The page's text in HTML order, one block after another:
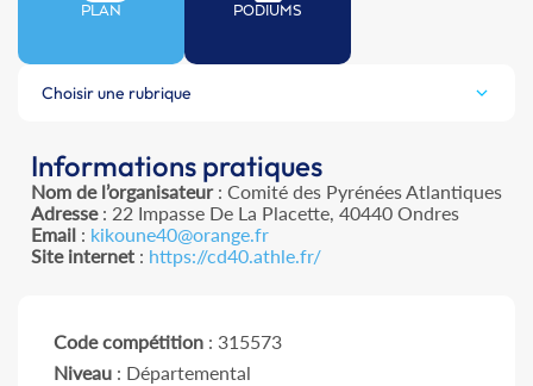
PLAN PODIUMS
Choisir une rubrique
Informations pratiques
Nom de l’organisateur: Comité des Pyrénées Atlantiques
Adresse: 22 Impasse De La Placette, 40440 Ondres
Email : kikoune40@orange.fr
Site internet : https://cd40.athle.fr/
Code compétition : 315573
Niveau : Départemental